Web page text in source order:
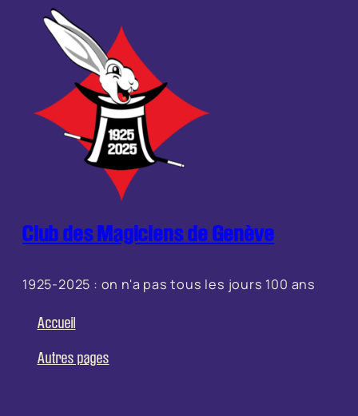
Club des Magiciens de Genève
1925-2025 : on n'a pas tous les jours 100 ans
Accueil
Autres pages